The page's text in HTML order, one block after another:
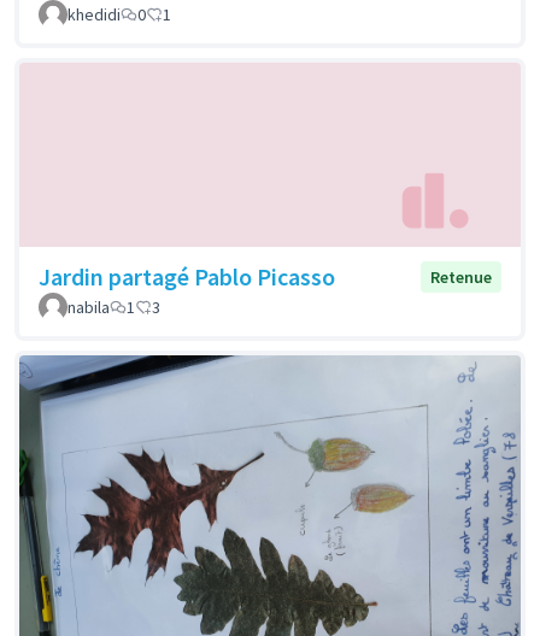
khedidi
0 1
Jardin partagé Pablo Picasso
Retenue
nabila
1 3